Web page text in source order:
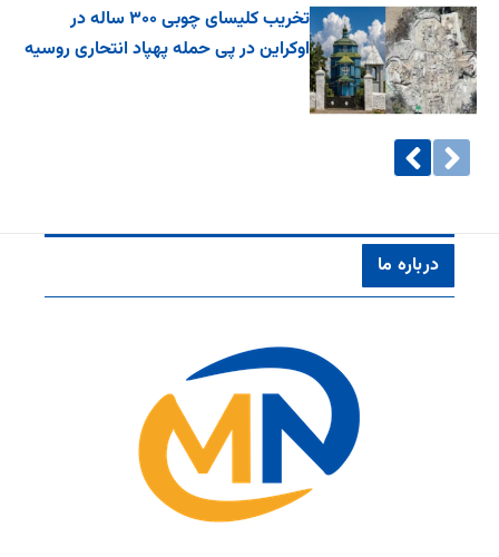
تخریب کلیسای چوبی ۳۰۰ ساله در
اوکراین در پی حمله پهپاد انتحاری روسیه
درباره ما